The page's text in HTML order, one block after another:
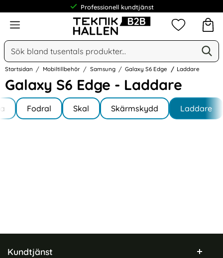
Professionell kundtjänst
Meny
Sök
Sök på Narse Group AB
Mina
Startsidan Mobiltillbehör Samsung Galaxy S6 Edge Laddare
Galaxy S6 Edge - Laddare
Hoppa
till
produkter
Underkategorier
S6 EdgeFodral Skal Skärmskydd Laddare
Sidfot Blandad info och länkar
Kundtjänst